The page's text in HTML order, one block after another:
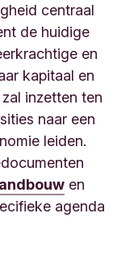
centraal
de huidige
en
kapitaal en
inzetten ten
naar een
leiden.
en
agenda